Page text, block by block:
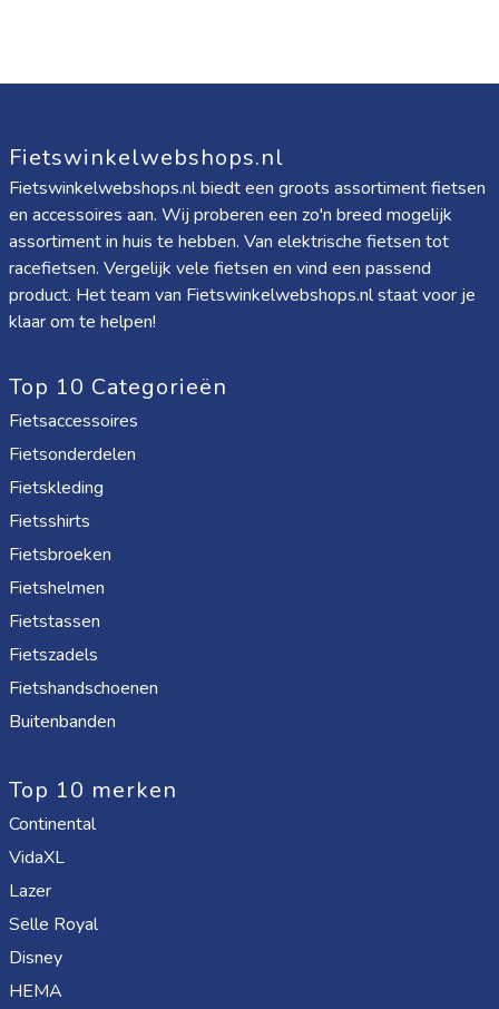
Fietswinkelwebshops.nl
Fietswinkelwebshops.nl biedt een groots assortiment fietsen
en accessoires aan. Wij proberen een zo'n breed mogelijk
assortiment in huis te hebben. Van elektrische fietsen tot
racefietsen. Vergelijk vele fietsen en vind een passend
product. Het team van Fietswinkelwebshops.nl staat voor je
klaar om te helpen!
Top 10 Categorieën
Fietsaccessoires
Fietsonderdelen
Fietskleding
Fietsshirts
Fietsbroeken
Fietshelmen
Fietstassen
Fietszadels
Fietshandschoenen
Buitenbanden
Top 10 merken
Continental
VidaXL
Lazer
Selle Royal
Disney
HEMA